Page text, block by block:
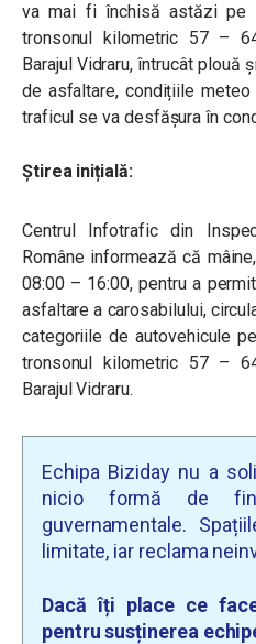
va mai fi închisă astăzi pe
tronsonul kilometric 57 –
Barajul Vidraru, întrucât plouă
de asfaltare, condițiile
traficul se va desfășura în
Știrea inițială:
Centrul Infotrafic din
Române informează că
08:00 – 16:00, pentru a
asfaltare a carosabilului,
categoriile de autovehicule
tronsonul kilometric 57 –
Barajul Vidraru.
Echipa Biziday nu a
nicio formă de
guvernamentale.
limitate, iar reclama
Dacă îți place ce
pentru susținerea